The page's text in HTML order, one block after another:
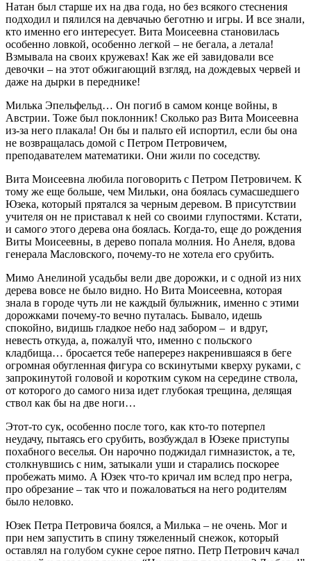
Натан был старше их на два года, но без всякого стеснения
подходил и пялился на девчачью беготню и игры. И все знали,
кто именно его интересует. Вита Моисеевна становилась
особенно ловкой, особенно легкой – не бегала, а летала!
Взмывала на своих кружевах! Как же ей завидовали все
девочки – на этот обжигающий взгляд, на дождевых червей и
даже на дырки в переднике!
Милька Эпельфельд… Он погиб в самом конце войны, в
Австрии. Тоже был поклонник! Сколько раз Вита Моисеевна
из-за него плакала! Он бы и пальто ей испортил, если бы она
не возвращалась домой с Петром Петровичем,
преподавателем математики. Они жили по соседству.
Вита Моисеевна любила поговорить с Петром Петровичем. К
тому же еще больше, чем Мильки, она боялась сумасшедшего
Юзека, который прятался за черным деревом. В присутствии
учителя он не приставал к ней со своими глупостями. Кстати,
и самого этого дерева она боялась. Когда-то, еще до рождения
Виты Моисеевны, в дерево попала молния. Но Анеля, вдова
генерала Масловского, почему-то не хотела его срубить.
Мимо Анелиной усадьбы вели две дорожки, и с одной из них
дерева вовсе не было видно. Но Вита Моисеевна, которая
знала в городе чуть ли не каждый булыжник, именно с этими
дорожками почему-то вечно путалась. Бывало, идешь
спокойно, видишь гладкое небо над забором – и вдруг,
невесть откуда, а, пожалуй что, именно с польского
кладбища… бросается тебе наперерез накренившаяся в беге
огромная обугленная фигура со вскинутыми кверху руками, с
запрокинутой головой и коротким суком на середине ствола,
от которого до самого низа идет глубокая трещина, делящая
ствол как бы на две ноги…
Этот-то сук, особенно после того, как кто-то потерпел
неудачу, пытаясь его срубить, возбуждал в Юзеке приступы
похабного веселья. Он нарочно поджидал гимназисток, а те,
столкнувшись с ним, затыкали уши и старались поскорее
пробежать мимо. А Юзек что-то кричал им вслед про негра,
про обрезание – так что и пожаловаться на него родителям
было неловко.
Юзек Петра Петровича боялся, а Милька – не очень. Мог и
при нем запустить в спину тяжеленный снежок, который
оставлял на голубом сукне серое пятно. Петр Петрович качал